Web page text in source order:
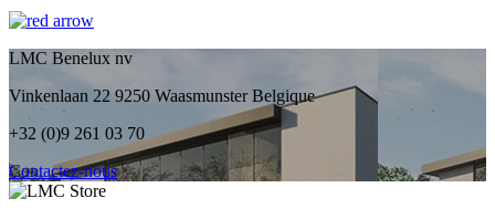
LMC Benelux nv
Vinkenlaan 22 9250 Waasmunster Belgique
+32 (0)9 261 03 70
Contactez-nous